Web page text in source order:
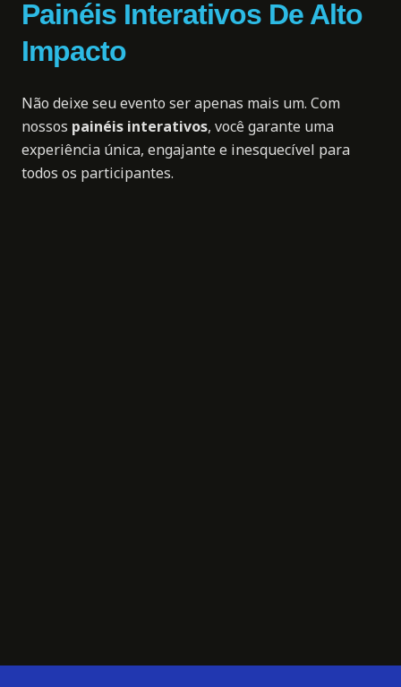
Painéis Interativos De Alto
Impacto
Não deixe seu evento ser apenas mais um. Com
nossos painéis interativos, você garante uma
experiência única, engajante e inesquecível para
todos os participantes.